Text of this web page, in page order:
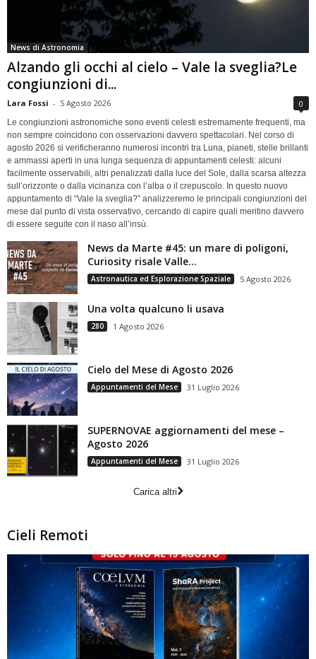
News di Astronomia
Alzando gli occhi al cielo – Vale la sveglia?Le
congiunzioni di...
Lara Fossi - 5 Agosto 2026 0
Le congiunzioni astronomiche sono eventi celesti estremamente frequenti, ma
non sempre coincidono con osservazioni davvero spettacolari. Nel corso di
agosto 2026 si verificheranno numerosi incontri tra Luna, pianeti, stelle brillanti
e ammassi aperti in una lunga sequenza di appuntamenti celesti: alcuni
facilmente osservabili, altri penalizzati dalla luce del Sole, dalla scarsa altezza
sull’orizzonte o dalla vicinanza con l’alba o il crepuscolo. In questo nuovo
appuntamento di “Vale la sveglia?” analizzeremo le principali congiunzioni del
mese dal punto di vista osservativo, cercando di capire quali meritino davvero
di essere seguite con il naso all’insù.
News da Marte #45: un mare di poligoni,
Curiosity risale Valle...
Astronautica ed Esplorazione Spaziale 5 Agosto 2026
Una volta qualcuno li usava
280 1 Agosto 2026
Cielo del Mese di Agosto 2026
Appuntamenti del Mese 31 Luglio 2026
SUPERNOVAE aggiornamenti del mese –
Agosto 2026
Appuntamenti del Mese 31 Luglio 2026
Carica altri
Cieli Remoti